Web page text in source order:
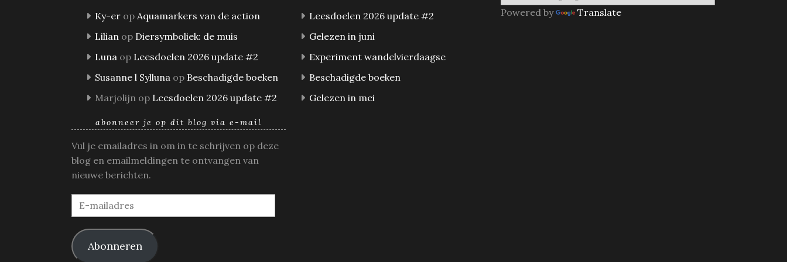
Ky-er op Aquamarkers van de action
Lilian op Diersymboliek: de muis
Luna op Leesdoelen 2026 update #2
Susanne l Sylluna op Beschadigde boeken
Marjolijn op Leesdoelen 2026 update #2
Leesdoelen 2026 update #2
Gelezen in juni
Experiment wandelvierdaagse
Beschadigde boeken
Gelezen in mei
Powered by Translate
abonneer je op dit blog via e-mail
Vul je emailadres in om in te schrijven op deze
blog en emailmeldingen te ontvangen van
nieuwe berichten.
E-
mailadres
Abonneren